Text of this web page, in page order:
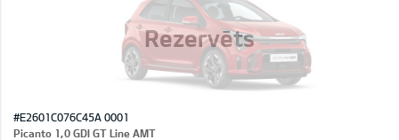
Rezervēts
#E2601C076C45A 0001
Picanto 1,0 GDI GT Line AMT